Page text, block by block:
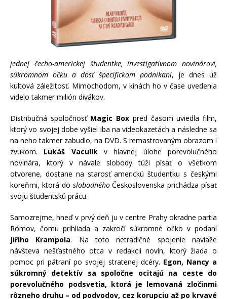
jednej čecho-americkej študentke, investigatívnom novinárovi,
súkromnom očku a dosť špecifickom podnikaní, je dnes už
kultová záležitosť. Mimochodom, v kinách ho v čase uvedenia
videlo takmer milión divákov.
Distribučná spoločnosť Magic Box pred časom uviedla film,
ktorý vo svojej dobe vyšiel iba na videokazetách a následne sa
na neho takmer zabudlo, na DVD. S remastrovaným obrazom i
zvukom. Lukáš Vaculíkv hlavnej úlohe porevolučného
novinára, ktorý v návale slobody túži písať o všetkom
otvorene, dostane na starosť americkú študentku s českými
koreňmi, ktorá do slobodnéhoČeskoslovenska prichádza písať
svoju študentskú prácu.
Samozrejme, hneď v prvý deň ju v centre Prahy okradne partia
Rómov, čomu prihliada a zakročí súkromné očko v podaní
Jiřího Krampola. Na toto netradičné spojenie naviaže
návšteva nešťastného otca v redakcii novín, ktorý žiada o
pomoc pri pátraní po svojej stratenej dcéry. Egon, Nancy a
súkromný detektív sa spoločne ocitajú na ceste do
porevolučného podsvetia, ktorá je lemovaná zločinmi
rôzneho druhu – od podvodov, cez korupciu až po krvavé